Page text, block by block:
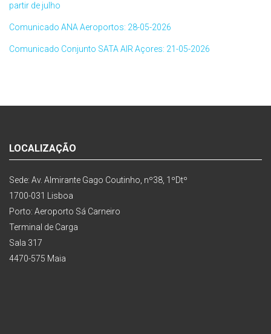
partir de julho
Comunicado ANA Aeroportos: 28-05-2026
Comunicado Conjunto SATA AIR Açores: 21-05-2026
LOCALIZAÇÃO
Sede: Av. Almirante Gago Coutinho, nº38, 1ºDtº
1700-031 Lisboa
Porto: Aeroporto Sá Carneiro
Terminal de Carga
Sala 317
4470-575 Maia